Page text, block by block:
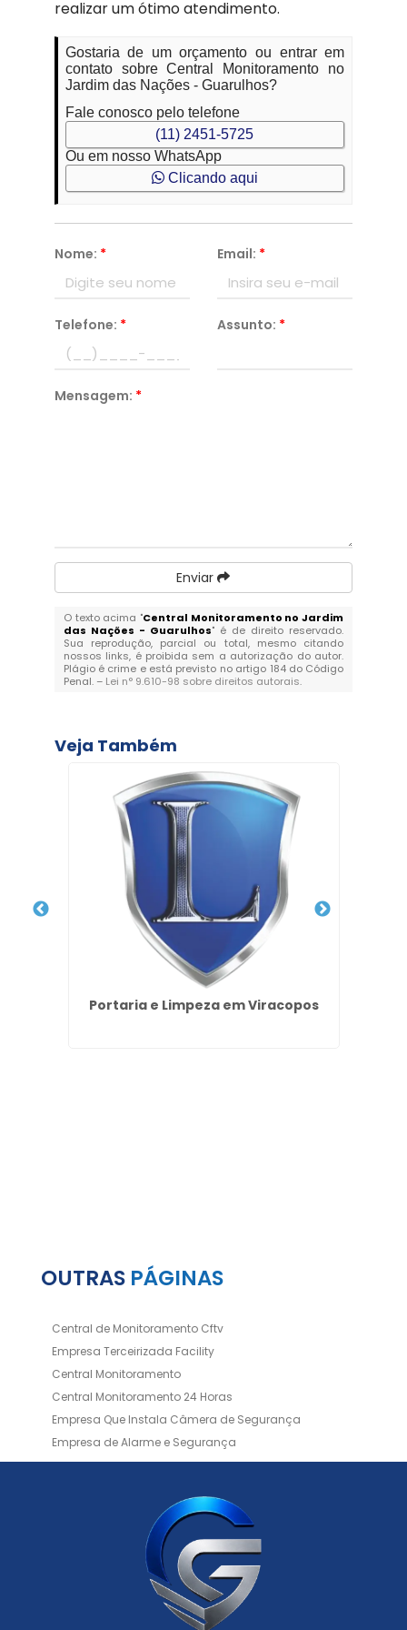
realizar um ótimo atendimento.
Gostaria de um orçamento ou entrar em
contato sobre Central Monitoramento no
Jardim das Nações - Guarulhos?
Fale conosco pelo telefone
(11) 2451-5725
Ou em nosso WhatsApp
Clicando aqui
Nome: * Email: *
Telefone: * Assunto: *
Mensagem: *
Enviar
O texto acima "Central Monitoramento no Jardim
das Nações - Guarulhos" é de direito reservado.
Sua reprodução, parcial ou total, mesmo citando
nossos links, é proibida sem a autorização do autor.
Plágio é crime e está previsto no artigo 184 do Código
Penal. – Lei n° 9.610-98 sobre direitos autorais.
Veja Também
Portaria e Limpeza em Viracopos
OUTRAS PÁGINAS
Central de Monitoramento Cftv
Empresa Terceirizada Facility
Central Monitoramento
Central Monitoramento 24 Horas
Empresa Que Instala Câmera de Segurança
Empresa de Alarme e Segurança
Empresa de Alarmes
Empresa de Facilities
Empresa de Instalação de Câmeras de Segurança
Empresa de Limpeza e Portaria
Empresas de Limpeza de Condomínios
Empresas de Monitoramento Cftv
Facility Terceirização
Instalação de Cftv
Instalação de Cercas Elétricas Residenciais